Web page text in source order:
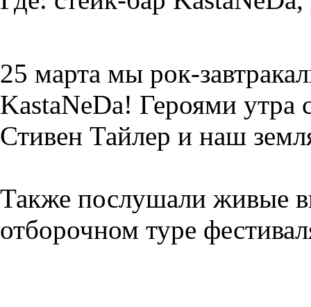
25 марта мы рок-
KastaNeDa! Героями
Стивен Тайлер и наш
Также послушали живые
отборочном туре